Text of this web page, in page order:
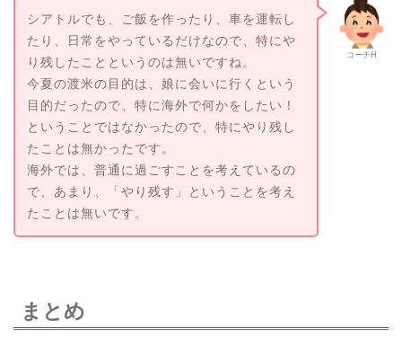
コーチH
シアトルでも、ご飯を作ったり、車を運転し
たり、日常をやっているだけなので、特にや
り残したことというのは無いですね。
今夏の渡米の目的は、娘に会いに行くという
目的だったので、特に海外で何かをしたい！
ということではなかったので、特にやり残し
たことは無かったです。
海外では、普通に過ごすことを考えているの
で、あまり、「やり残す」ということを考え
たことは無いです。
まとめ